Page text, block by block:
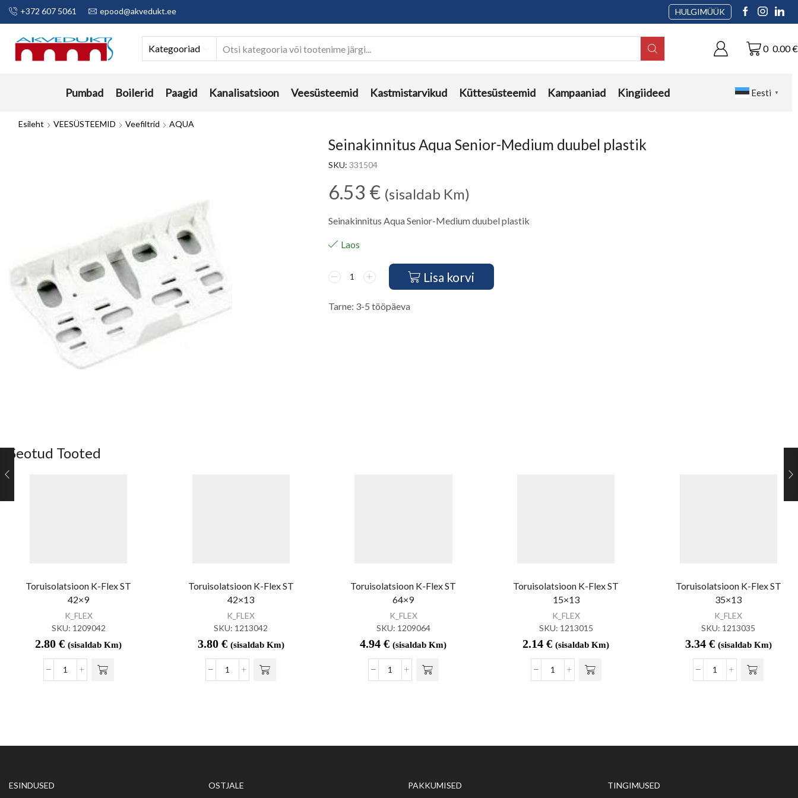
+372 607 5061 epood@akvedukt.ee HULGIMÜÜK
Kategooriad 0 0.00€
Pumbad Boilerid Paagid Kanalisatsioon Veesüsteemid Kastmistarvikud Küttesüsteemid Kampaaniad Kingiideed Eesti ▼
Esileht VEESÜSTEEMID Veefiltrid AQUA
Seinakinnitus Aqua Senior-Medium duubel plastik
SKU: 331504
6.53 € (sisaldab Km)
Seinakinnitus Aqua Senior-Medium duubel plastik
Laos
Lisa korvi
Tarne: 3-5 tööpäeva
Seotud Tooted
Toruisolatsioon K-Flex ST
42×9
K_FLEX
SKU: 1209042
2.80€ (sisaldab Km)
Toruisolatsioon K-Flex ST
42×13
K_FLEX
SKU: 1213042
3.80 € (sisaldab Km)
Toruisolatsioon K-Flex ST
64×9
K_FLEX
SKU: 1209064
4.94€ (sisaldab Km)
Toruisolatsioon K-Flex ST
15×13
K_FLEX
SKU: 1213015
2.14€ (sisaldab Km)
Toruisolatsioon K-Flex ST
35×13
K_FLEX
SKU: 1213035
3.34 € (sisaldab Km)
ESINDUSED OSTJALE PAKKUMISED TINGIMUSED